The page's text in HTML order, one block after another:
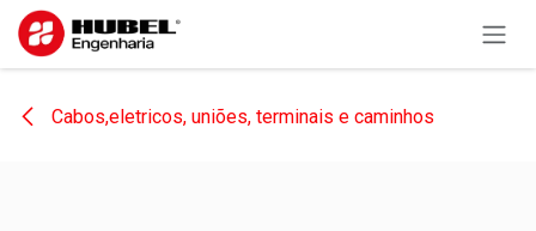
Pular para o conteúdo
Cabos,eletricos, uniões, terminais e caminhos